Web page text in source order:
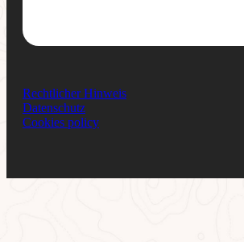
Rechtlicher Hinweis
Datenschutz
Cookies policy